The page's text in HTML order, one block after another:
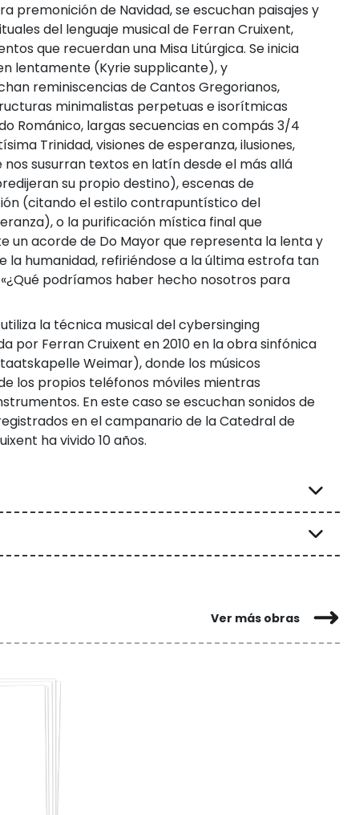
premonición de Navidad, se escuchan paisajes y
del lenguaje musical de Ferran Cruixent,
que recuerdan una Misa Litúrgica. Se inicia
lentamente (Kyrie supplicante), y
reminiscencias de Cantos Gregorianos,
minimalistas perpetuas e isorítmicas
Románico, largas secuencias en compás 3/4
Trinidad, visiones de esperanza, ilusiones,
susurran textos en latín desde el más allá
su propio destino), escenas de
(citando el estilo contrapuntístico del
o la purificación mística final que
un acorde de Do Mayor que representa la lenta y
la humanidad, refiriéndose a la última estrofa tan
podríamos haber hecho nosotros para
la técnica musical del cybersinging
por Ferran Cruixent en 2010 en la obra sinfónica
Weimar), donde los músicos
los propios teléfonos móviles mientras
En este caso se escuchan sonidos de
en el campanario de la Catedral de
ha vivido 10 años.
Ver más obras